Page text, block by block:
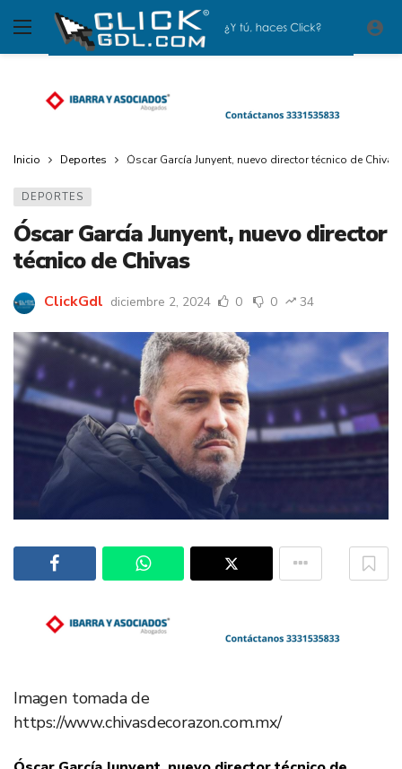
Inicio Deportes Óscar García Junyent, nuevo director técnico de Chivas
DEPORTES
Óscar García Junyent, nuevo director
técnico de Chivas
ClickGdl diciembre 2, 2024 0 0 34
Imagen tomada de
https://www.chivasdecorazon.com.mx/